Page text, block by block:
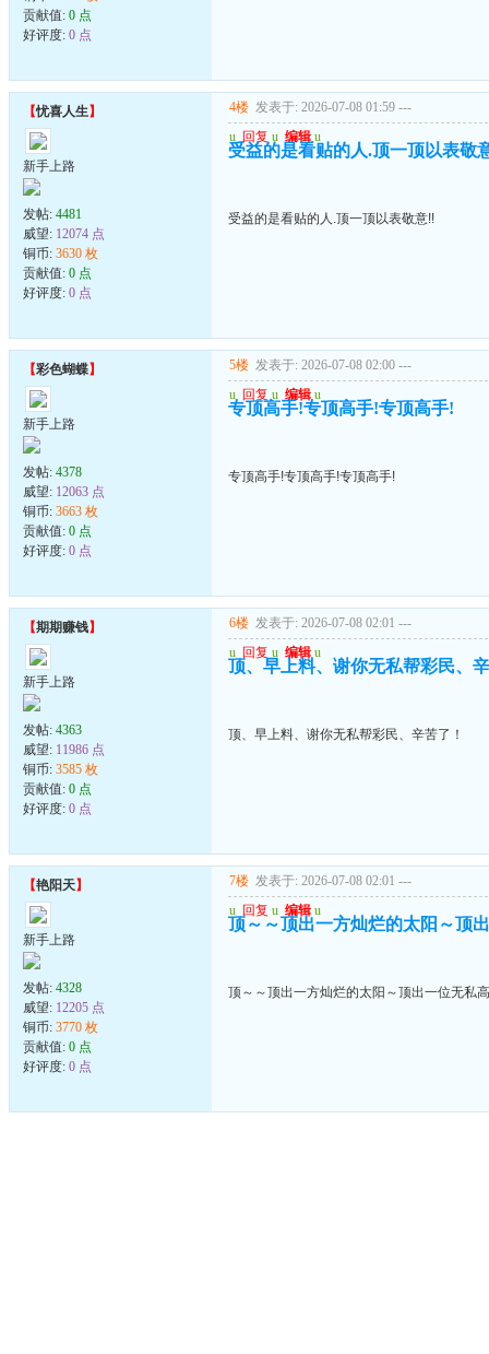
贡献值: 0 点
好评度: 0 点
【忧喜人生】
新手上路
发帖: 4481
威望: 12074 点
铜币: 3630 枚
贡献值: 0 点
好评度: 0 点
4楼 发表于: 2026-07-08 01:59 ---
u 回复 u 编辑 u
受益的是看贴的人.顶一顶以表敬
受益的是看贴的人.顶一顶以表敬意!!
【彩色蝴蝶】
新手上路
发帖: 4378
威望: 12063 点
铜币: 3663 枚
贡献值: 0 点
好评度: 0 点
5楼 发表于: 2026-07-08 02:00 ---
u 回复 u 编辑 u
专顶高手!专顶高手!专顶高手!
专顶高手!专顶高手!专顶高手!
【期期赚钱】
新手上路
发帖: 4363
威望: 11986 点
铜币: 3585 枚
贡献值: 0 点
好评度: 0 点
6楼 发表于: 2026-07-08 02:01 ---
u 回复 u 编辑 u
顶、早上料、谢你无私帮彩民、
顶、早上料、谢你无私帮彩民、辛苦了！
【艳阳天】
新手上路
发帖: 4328
威望: 12205 点
铜币: 3770 枚
贡献值: 0 点
好评度: 0 点
7楼 发表于: 2026-07-08 02:01 ---
u 回复 u 编辑 u
顶～～顶出一方灿烂的太阳～顶
顶～～顶出一方灿烂的太阳～顶出一位无私